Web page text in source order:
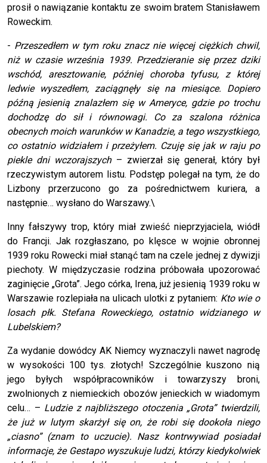
prosił o nawiązanie kontaktu ze swoim bratem Stanisławem
Roweckim.
- Przeszedłem w tym roku znacz nie więcej ciężkich chwil,
niż w czasie września 1939. Przedzieranie się przez dziki
wschód, aresztowanie, później choroba tyfusu, z której
ledwie wyszedłem, zaciągnęły się na miesiące. Dopiero
późną jesienią znalazłem się w Ameryce, gdzie po trochu
dochodzę do sił i równowagi. Co za szalona różnica
obecnych moich warunków w Kanadzie, a tego wszystkiego,
co ostatnio widziałem i przeżyłem. Czuję się jak w raju po
piekle dni wczorajszych– zwierzał się generał, który był
rzeczywistym autorem listu. Podstęp polegał na tym, że do
Lizbony przerzucono go za pośrednictwem kuriera, a
następnie… wysłano do Warszawy.\
Inny fałszywy trop, który miał zwieść nieprzyjaciela, wiódł
do Francji. Jak rozgłaszano, po klęsce w wojnie obronnej
1939 roku Rowecki miał stanąć tam na czele jednej z dywizji
piechoty. W międzyczasie rodzina próbowała upozorować
zaginięcie „Grota”. Jego córka, Irena, już jesienią 1939 roku w
Warszawie rozlepiała na ulicach ulotki z pytaniem: Kto wie o
losach płk. Stefana Roweckiego, ostatnio widzianego w
Lubelskiem?
Za wydanie dowódcy AK Niemcy wyznaczyli nawet nagrodę
w wysokości 100 tys. złotych! Szczególnie kuszono nią
jego byłych współpracowników i towarzyszy broni,
zwolnionych z niemieckich obozów jenieckich w wiadomym
celu… – Ludzie z najbliższego otoczenia „Grota” twierdzili,
że już w lutym skarżył się on, że robi się dookoła niego
„ciasno” (znam to uczucie). Nasz kontrwywiad posiadał
informacje, że Gestapo wyszukuje ludzi, którzy kiedykolwiek